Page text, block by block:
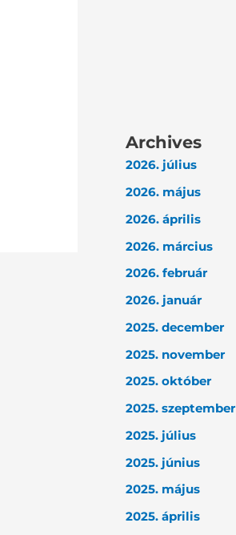
Archives
2026. július
2026. május
2026. április
2026. március
2026. február
2026. január
2025. december
2025. november
2025. október
2025. szeptember
2025. július
2025. június
2025. május
2025. április